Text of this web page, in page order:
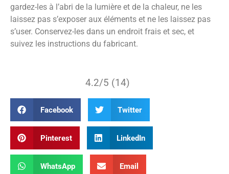
gardez-les à l’abri de la lumière et de la chaleur, ne les
laissez pas s’exposer aux éléments et ne les laissez pas
s’user. Conservez-les dans un endroit frais et sec, et
suivez les instructions du fabricant.
4.2/5 (14)
Facebook Twitter
Pinterest LinkedIn
WhatsApp Email